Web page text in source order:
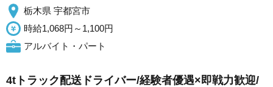
栃木県 宇都宮市
時給1,068円～1,100円
アルバイト・パート
4tトラック配送ドライバー/経験者優遇×即戦力歓迎/